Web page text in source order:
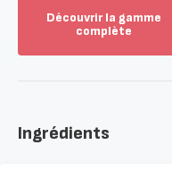
Découvrir la gamme
complète
gamme
Ingrédients